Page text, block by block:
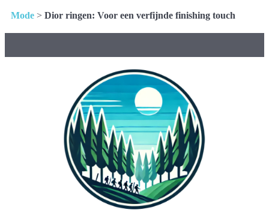
Mode > Dior ringen: Voor een verfijnde finishing touch